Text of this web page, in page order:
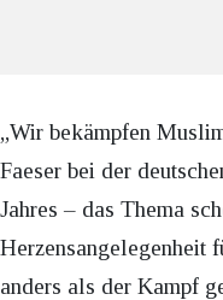
„Wir bekämpfen
Faeser bei der
Jahres – das Thema
Herzensangelegenheit
anders als der Kampf